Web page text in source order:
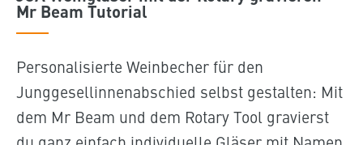
Mr Beam Tutorial
Personalisierte Weinbecher für den
Junggesellinnenabschied selbst gestalten: Mit
dem Mr Beam und dem Rotary Tool gravierst